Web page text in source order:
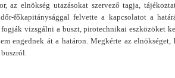
az elnökség utazásokat szervező tagja,
főkapitánysággal felvette a kapcsolatot a
vizsgálni a buszt, pirotechnikai eszközöket
engednek át a határon. Megkérte az